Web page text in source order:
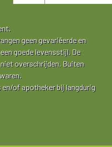
geen gevariëerde en
goede levensstijl. De
overschrijden. Buiten
en/of apotheker bij langdurig